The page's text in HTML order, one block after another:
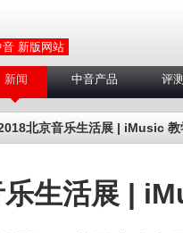
音 新版网站
新闻 中音产品 评
北京音乐生活展 | iMusic 教
生活展 |